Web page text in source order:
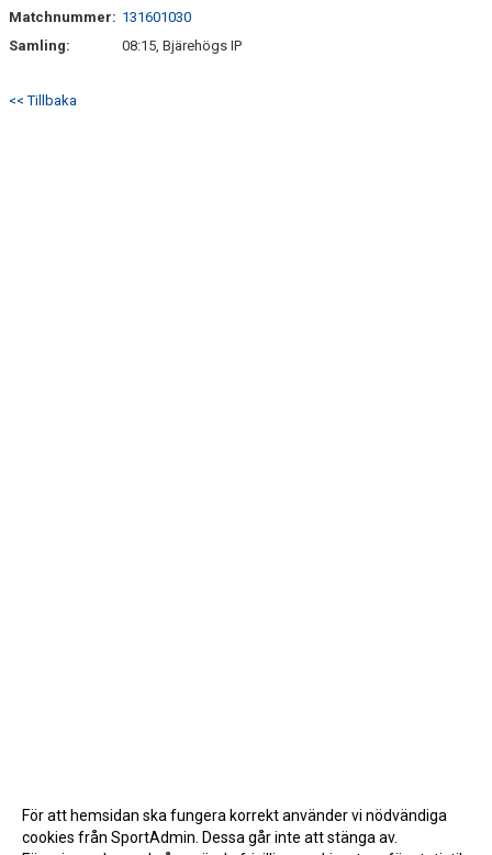
Matchnummer: 131601030
Samling:
08:15, Bjärehögs IP
<< Tillbaka
För att hemsidan ska fungera korrekt använder vi nödvändiga
cookies från SportAdmin. Dessa går inte att stänga av.